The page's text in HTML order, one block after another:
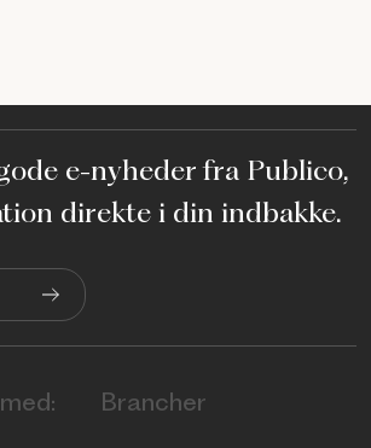
e-nyheder fra Publico,
direkte i din indbakke.
Brancher